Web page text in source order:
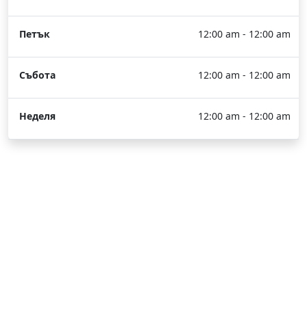
Петък 12:00 am - 12:00 am
Събота 12:00 am - 12:00 am
Неделя 12:00 am - 12:00 am